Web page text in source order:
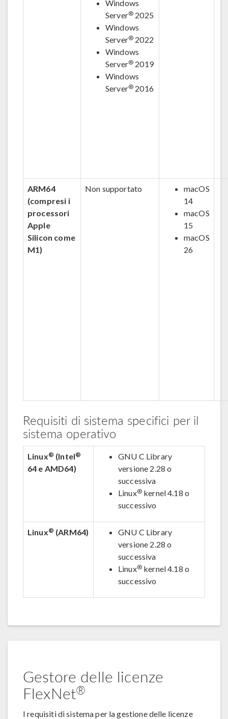
Windows
Server® 2025
Windows
Server® 2022
Windows
Server® 2019
Windows
Server® 2016
ARM64
(compresi i
processori
Apple
Silicon come
M1)
Non supportato
macOS
14
macOS
15
macOS
26
Requisiti di sistema specifici per il
sistema operativo
Linux® (Intel®
64 e AMD64)
GNU C Library
versione 2.28 o
successiva
Linux®kernel 4.18 o
successivo
Linux® (ARM64)
GNU C Library
versione 2.28 o
successiva
Linux®kernel 4.18 o
successivo
Gestore delle licenze
FlexNet®
I requisiti di sistema per la gestione delle licenze